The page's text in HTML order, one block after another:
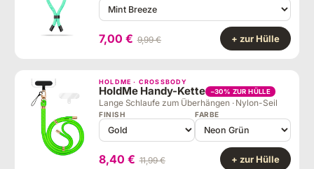
7,00 € 9,99 € + zur Hülle
HOLDME · CROSSBODY
HoldMe Handy-Kette −30% ZUR HÜLLE
Lange Schlaufe zum Überhängen · Nylon-Seil
FINISH FARBE
8,40 € 11,99 € + zur Hülle